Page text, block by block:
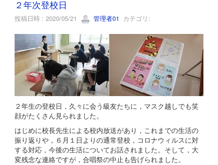
２年次登校日
投稿日時 : 2020/05/21 管理者01 カテゴリ:
２年生の登校日，久々に会う級友たちに，マスク越しでも笑
顔がたくさん見られました。
はじめに校長先生による校内放送があり，これまでの生活の
振り返りや，６月１日よりの通常登校，コロナウィルスに対
する対応，今後の生活についてお話されました。そして，大
変残念な連絡ですが，合唱祭の中止も告げられました。